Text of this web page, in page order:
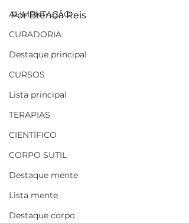
ALIMENTAÇÃO
CURADORIA
Destaque principal
CURSOS
Lista principal
TERAPIAS
CIENTÍFICO
CORPO SUTIL
Destaque mente
Lista mente
Destaque corpo
Por Brenda Reis